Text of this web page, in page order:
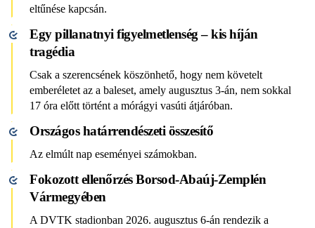
eltűnése kapcsán.
Egy pillanatnyi figyelmetlenség – kis híján
tragédia
Csak a szerencsének köszönhető, hogy nem követelt
emberéletet az a baleset, amely augusztus 3-án, nem sokkal
17 óra előtt történt a mórágyi vasúti átjáróban.
Országos határrendészeti összesítő
Az elmúlt nap eseményei számokban.
Fokozott ellenőrzés Borsod-Abaúj-Zemplén
Vármegyében
A DVTK stadionban 2026. augusztus 6-án rendezik a